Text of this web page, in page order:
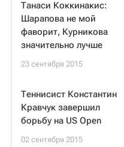
Танаси Коккинакис:
Шарапова не мой
фаворит, Курникова
значительно лучше
23 сентября 2015
Теннисист Константин
Кравчук завершил
борьбу на US Open
02 сентября 2015